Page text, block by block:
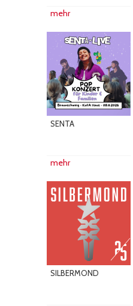
mehr
SENTA
mehr
SILBERMOND